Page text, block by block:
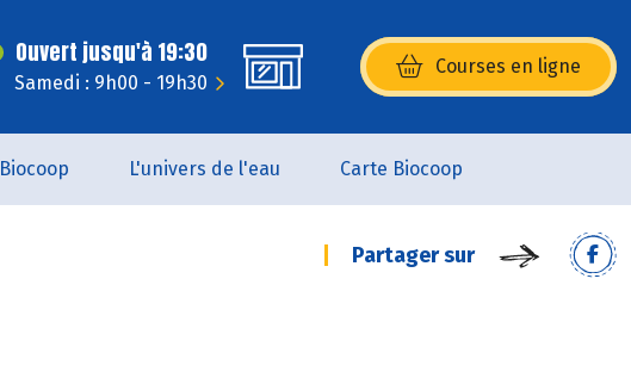
Ouvert jusqu'à 19:30
Samedi : 9h00 - 19h30
Courses en ligne
(s’ouvre dans une nouvelle
Biocoop L'univers de l'eau Carte Biocoop
Partager sur